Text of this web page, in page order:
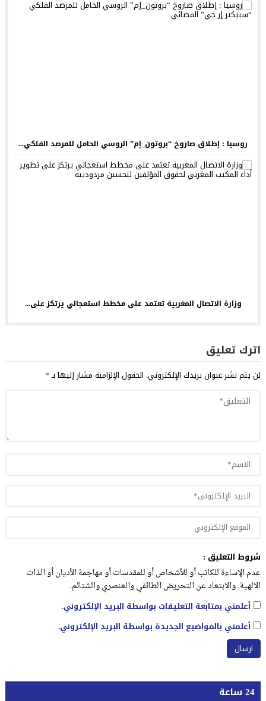
روسيا : إطلاق صاروخ “بروتون_إم” الروسي الحامل للمرصد الفلكي...
وزارة الاتصال المغربية تعتمد على مخطط استعجالي يرتكز على...
اترك تعليق
لن يتم نشر عنوان بريدك الإلكتروني. الحقول الإلزامية مشار إليها بـ*
شروط التعليق :
عدم الإساءة للكاتب أو للأشخاص أو للمقدسات أو مهاجمة الأديان أو الذات
الالهية. والابتعاد عن التحريض الطائفي والعنصري والشتائم.
أعلمني بمتابعة التعليقات بواسطة البريد الإلكتروني.
أعلمني بالمواضيع الجديدة بواسطة البريد الإلكتروني.
24 ساعة